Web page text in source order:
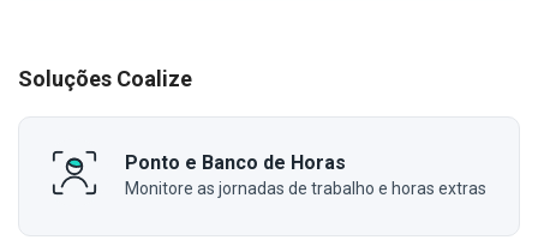
Soluções Coalize
Ponto e Banco de Horas
Monitore as jornadas de trabalho e horas extras